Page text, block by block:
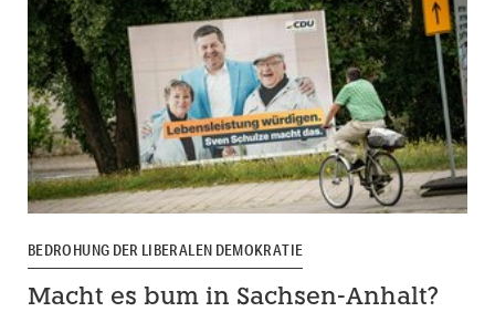
BEDROHUNG DER LIBERALEN DEMOKRATIE
Macht es bum in Sachsen-Anhalt?